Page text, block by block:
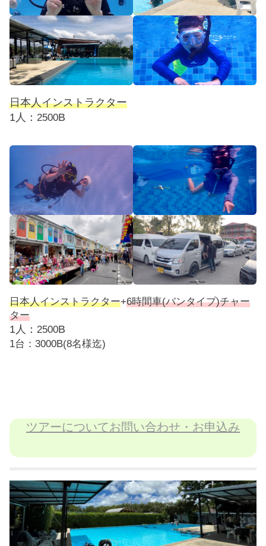
日本人インストラクター
1人： 2500B
日本人インストラクター+6時間車(バンタイプ)チャー
ター
1人： 2500B
1台：3000B(8名様迄)
ツアーについてお問い合わせ・お申込み